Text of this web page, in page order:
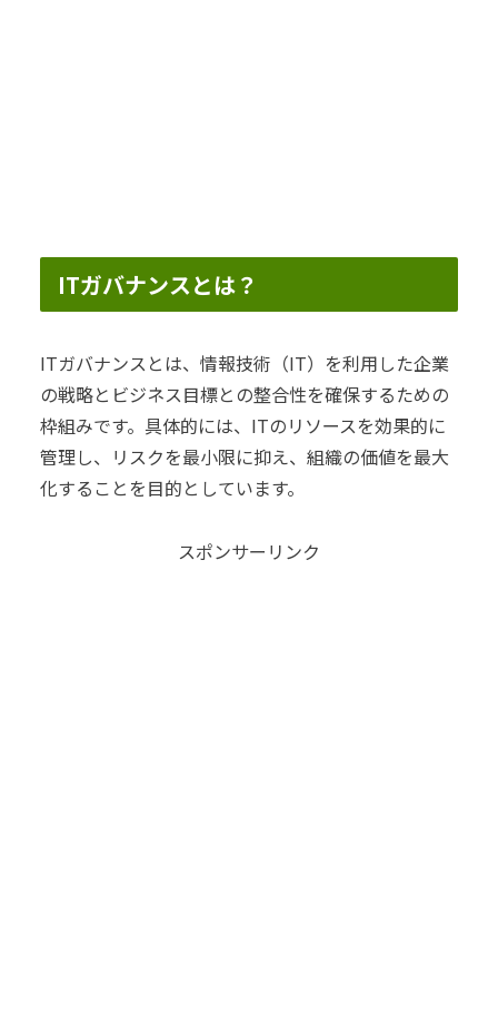
ITガバナンスとは？
ITガバナンスとは、情報技術（IT）を利用した企業
の戦略とビジネス目標との整合性を確保するための
枠組みです。具体的には、ITのリソースを効果的に
管理し、リスクを最小限に抑え、組織の価値を最大
化することを目的としています。
スポンサーリンク